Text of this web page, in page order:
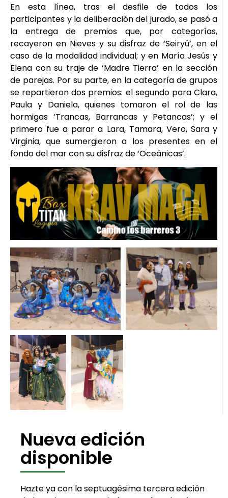
En esta línea, tras el desfile de todos los
participantes y la deliberación del jurado, se pasó a
la entrega de premios que, por categorías,
recayeron en Nieves y su disfraz de ‘Seiryú’, en el
caso de la modalidad individual; y en María Jesús y
Elena con su traje de ‘Madre Tierra’ en la sección
de parejas. Por su parte, en la categoría de grupos
se repartieron dos premios: el segundo para Clara,
Paula y Daniela, quienes tomaron el rol de las
hormigas ‘Trancas, Barrancas y Petancas’; y el
primero fue a parar a Lara, Tamara, Vero, Sara y
Virginia, que sumergieron a los presentes en el
fondo del mar con su disfraz de ‘Oceánicas’.
Nueva edición
disponible
Hazte ya con la septuagésima tercera edición